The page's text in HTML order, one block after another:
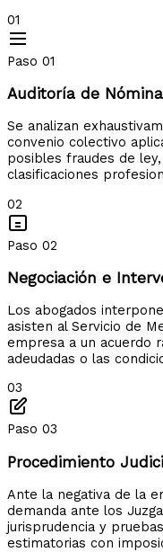
01
Paso 01
Auditoría de
Se analizan
convenio colectivo
posibles fraudes de
clasificaciones
02
Paso 02
Negociación e
Los abogados
asisten al Servicio de
empresa a un acuerdo
adeudadas o las
03
Paso 03
Procedimiento
Ante la negativa de la
demanda ante los
jurisprudencia y
estimatorias con